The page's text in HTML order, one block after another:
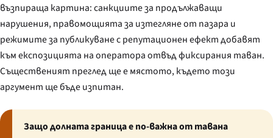
възпираща картина: санкциите за продължаващи
нарушения, правомощията за изтегляне от пазара и
режимите за публикуване с репутационен ефект добавят
към експозицията на оператора отвъд фиксирания таван.
Същественият преглед ще е мястото, където този
аргумент ще бъде изпитан.
Защо долната граница е по-важна от тавана